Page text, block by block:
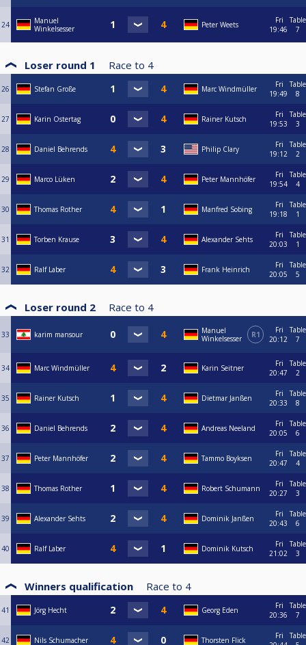
24
Manuel
Winkelsesser
Peter Weets
Fri
19:46
Table
7
Loser round 1 Race to 4
26 Stefan Große Marc Windmüller
Fri
19:49
Table
8
27 Karin Ostertag Rainer Kutsch
Fri
19:53
Table
3
28 Daniel Behrends Philip Clary
Fri
19:12
Table
2
29 Marco Lüken Peter Mannhöfer
Fri
19:54
Table
4
30 Thomas Rother Manfred Sobing
Fri
19:18
Table
1
31 Torben Krause Alexander Sehts
Fri
20:03
Table
1
32 Ralf Laber Frank Heinrich
Fri
20:05
Table
5
Loser round 2 Race to 4
33 karim mansour
Manuel
Winkelsesser
R1
Fri
20:12
Table
7
34 Marc Windmüller Karin Seitner
Fri
20:47
Table
2
35 Rainer Kutsch Dietmar Janßen
Fri
20:33
Table
8
36 Daniel Behrends Andreas Neeland
Fri
20:05
Table
6
37 Peter Mannhöfer Tammo Boyksen
Fri
20:47
Table
4
38 Thomas Rother Robert Schumann
Fri
20:27
Table
3
39 Alexander Sehts Dominik Janßen
Fri
20:43
Table
6
40 Ralf Laber Dominik Kutsch
Fri
21:02
Table
3
Winners qualification Race to 4
41 Jörg Hecht Georg Eden
Fri
20:36
Table
7
42 Nils Schumacher Thorsten Flick
Fri
Table